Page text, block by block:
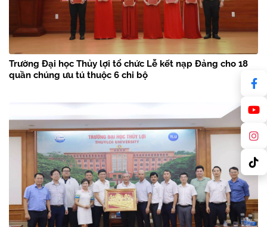
Trường Đại học Thủy lợi tổ chức Lễ kết nạp Đảng cho 18
quần chúng ưu tú thuộc 6 chi bộ